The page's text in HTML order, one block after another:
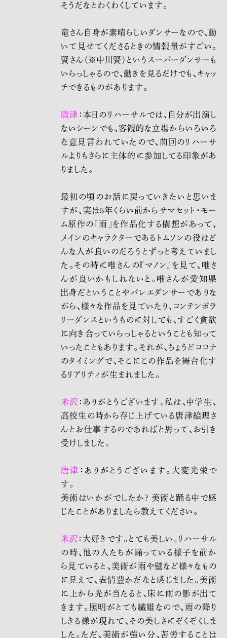
そうだなとわくわくしています。
竜さん自身が素晴らしいダンサーなので、動
いて見せてくださるときの情報量がすごい。
賢さん（※中川賢）というスーパーダンサーも
いらっしゃるので、動きを見るだけでも、キャッ
チできるものがあります。
唐津 ：本日のリハーサルでは、自分が出演し
ないシーンでも、客観的な立場からいろいろ
な意見言われていたので、前回のリハーサ
ルよりもさらに主体的に参加してる印象があ
りました。
最初の頃のお話に戻っていきたいと思いま
すが、実は5年くらい前からサマセット・モー
ム原作の「雨」を作品化する構想があって、
メインのキャラクターであるトムソンの役はど
んな人が良いのだろうとずっと考えていまし
た。その時に唯さんの『マノン』を見て、唯さ
んが良いかもしれないと。唯さんが愛知県
出身だということやバレエダンサーでありな
がら、様々な作品を見ていたり、コンテンポラ
リーダンスというものに対しても、すごく貪欲
に向き合っていらっしゃるということも知って
いったこともあります。それが、ちょうどコロナ
のタイミングで、そこにこの作品を舞台化す
るリアリティが生まれました。
米沢 ：ありがとうございます。私は、中学生、
高校生の時から存じ上げている唐津絵理さ
んとお仕事するのであればと思って、お引き
受けしました。
唐津 ：ありがとうございます。大変光栄で
す。
美術はいかがでしたか? 美術と踊る中で感
じたことがありましたら教えてください。
米沢 ：大好きです。とても美しい。リハーサル
の時、他の人たちが踊っている様子を前か
ら見ていると、美術が雨や壁など様々なもの
に見えて、表情豊かだなと感じました。美術
に上から光が当たると、床に雨の影が出て
きます。照明がとても繊維なので、雨の降り
しきる様が現れて、その美しさにぞくぞくしま
した。ただ、美術が強い分、苦労することは